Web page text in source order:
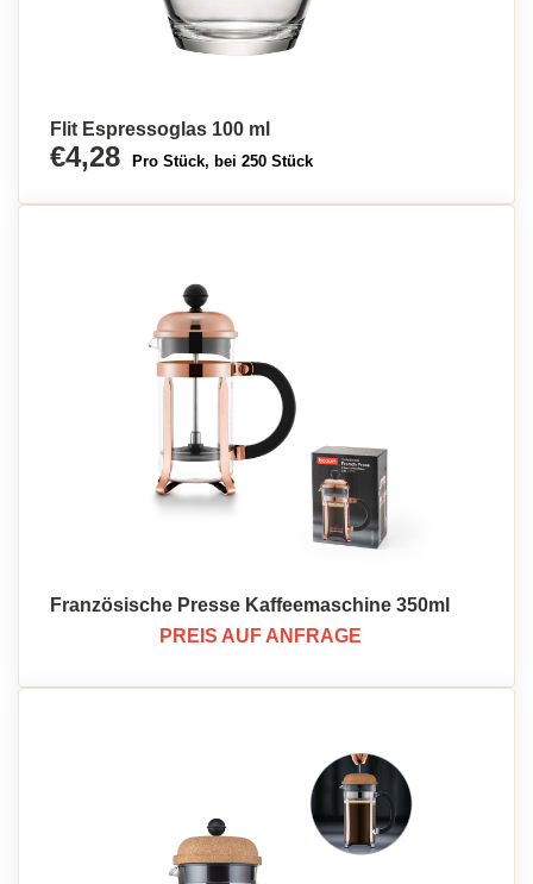
Flit Espressoglas 100 ml
€4,28 Pro Stück, bei 250 Stück
Französische Presse Kaffeemaschine 350ml
PREIS AUF ANFRAGE